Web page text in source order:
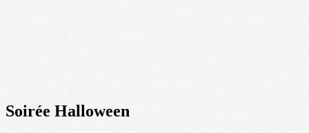
Soirée Halloween